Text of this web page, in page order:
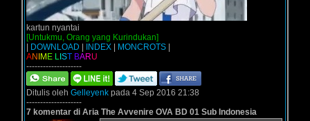
kartun nyantai
[Untukmu, Orang yang Kurindukan]
DOWNLOAD INDEX MONCROTS
AN M E L ST BARU
--------------------
Ditulis oleh Gelleyenk pada 4 Sep 2016 21:38
--------------------
7 komentar di Aria The Avvenire OVA BD 01 Sub Indonesia